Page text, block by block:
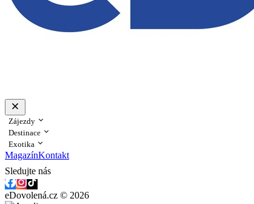
Zájezdy
Destinace
Exotika
MagazínKontakt
Sledujte nás
eDovolená.cz © 2026